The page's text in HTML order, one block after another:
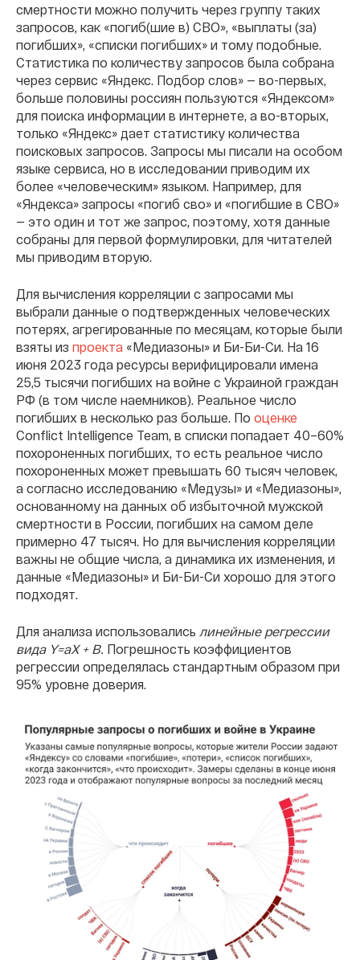
смертности можно получить через группу таких
запросов, как «погиб(шие в) СВО», «выплаты (за)
погибших», «списки погибших» и тому подобные.
Статистика по количеству запросов была собрана
через сервис «Яндекс. Подбор слов» — во-первых,
больше половины россиян пользуются «Яндексом»
для поиска информации в интернете, а во-вторых,
только «Яндекс» дает статистику количества
поисковых запросов. Запросы мы писали на особом
языке сервиса, но в исследовании приводим их
более «человеческим» языком. Например, для
«Яндекса» запросы «погиб сво» и «погибшие в СВО»
— это один и тот же запрос, поэтому, хотя данные
собраны для первой формулировки, для читателей
мы приводим вторую.
Для вычисления корреляции с запросами мы
выбрали данные о подтвержденных человеческих
потерях, агрегированные по месяцам, которые были
взяты из проекта «Медиазоны» и Би-Би-Си. На 16
июня 2023 года ресурсы верифицировали имена
25,5 тысячи погибших на войне с Украиной граждан
РФ (в том числе наемников). Реальное число
погибших в несколько раз больше. По оценке
Conflict Intelligence Team, в списки попадает 40–60%
похороненных погибших, то есть реальное число
похороненных может превышать 60 тысяч человек,
а согласно исследованию «Медузы» и «Медиазоны»,
основанному на данных об избыточной мужской
смертности в России, погибших на самом деле
примерно 47 тысяч. Но для вычисления корреляции
важны не общие числа, а динамика их изменения, и
данные «Медиазоны» и Би-Би-Си хорошо для этого
подходят.
Для анализа использовались линейные регрессии
вида Y=aX + B. Погрешность коэффициентов
регрессии определялась стандартным образом при
95% уровне доверия.